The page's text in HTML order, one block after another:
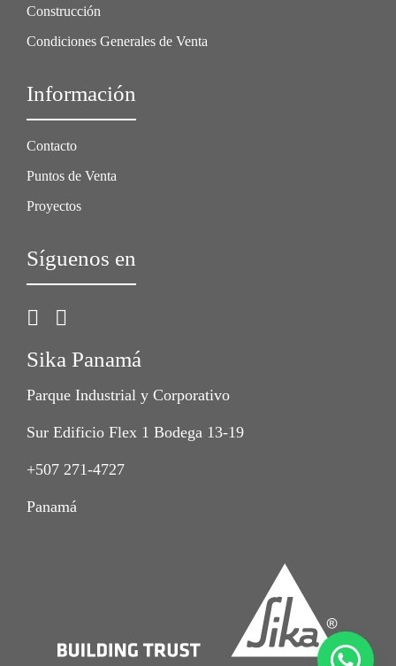
Construcción
Condiciones Generales de Venta
Información
Contacto
Puntos de Venta
Proyectos
Síguenos en
Sika Panamá
Parque Industrial y Corporativo
Sur Edificio Flex 1 Bodega 13-19
+507 271-4727
Panamá